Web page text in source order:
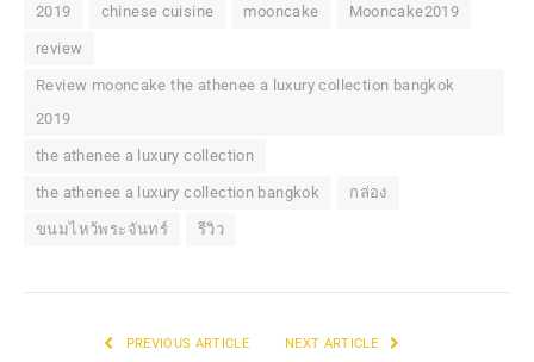
2019 chinese cuisine mooncake Mooncake2019
review
Review mooncake the athenee a luxury collection bangkok
2019
the athenee a luxury collection
the athenee a luxury collection bangkok กล่อง
ขนมไหว้พระจันทร์ รีวิว
PREVIOUS ARTICLE NEXT ARTICLE